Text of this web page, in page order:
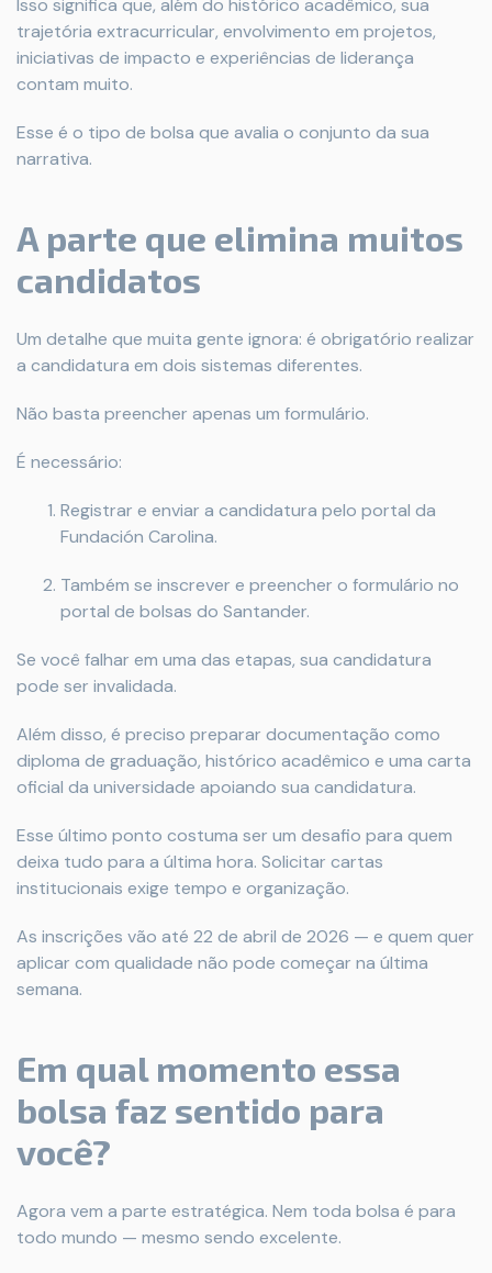
Isso significa que, além do histórico acadêmico, sua
trajetória extracurricular, envolvimento em projetos,
iniciativas de impacto e experiências de liderança
contam muito.
Esse é o tipo de bolsa que avalia o conjunto da sua
narrativa.
A parte que elimina muitos
candidatos
Um detalhe que muita gente ignora: é obrigatório realizar
a candidatura em dois sistemas diferentes.
Não basta preencher apenas um formulário.
É necessário:
Registrar e enviar a candidatura pelo portal da
Fundación Carolina.
Também se inscrever e preencher o formulário no
portal de bolsas do Santander.
Se você falhar em uma das etapas, sua candidatura
pode ser invalidada.
Além disso, é preciso preparar documentação como
diploma de graduação, histórico acadêmico e uma carta
oficial da universidade apoiando sua candidatura.
Esse último ponto costuma ser um desafio para quem
deixa tudo para a última hora. Solicitar cartas
institucionais exige tempo e organização.
As inscrições vão até 22 de abril de 2026 — e quem quer
aplicar com qualidade não pode começar na última
semana.
Em qual momento essa
bolsa faz sentido para
você?
Agora vem a parte estratégica. Nem toda bolsa é para
todo mundo — mesmo sendo excelente.